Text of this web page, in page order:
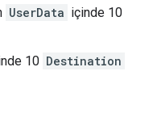
UserData içinde 10
10 Destination